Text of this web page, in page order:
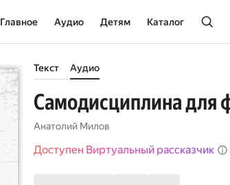
Главное Аудио Детям Каталог
Текст Аудио
Самодисциплина для
Анатолий Милов
Доступен Виртуальный рассказчик